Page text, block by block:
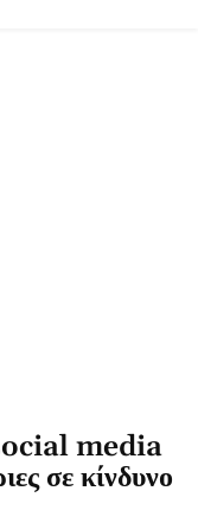
media
σε κίνδυνο